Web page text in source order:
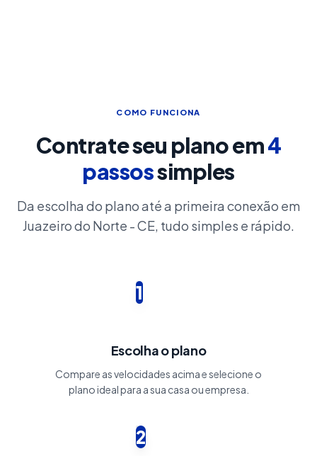
COMO FUNCIONA
Contrate seu plano em4
passossimples
Da escolha do plano até a primeira conexão em
Juazeiro do Norte - CE, tudo simples e rápido.
1
Escolha o plano
Compare as velocidades acima e selecione o
plano ideal para a sua casa ou empresa.
2